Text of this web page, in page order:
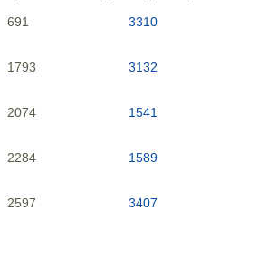
691 3310
1793 3132
2074 1541
2284 1589
2597 3407